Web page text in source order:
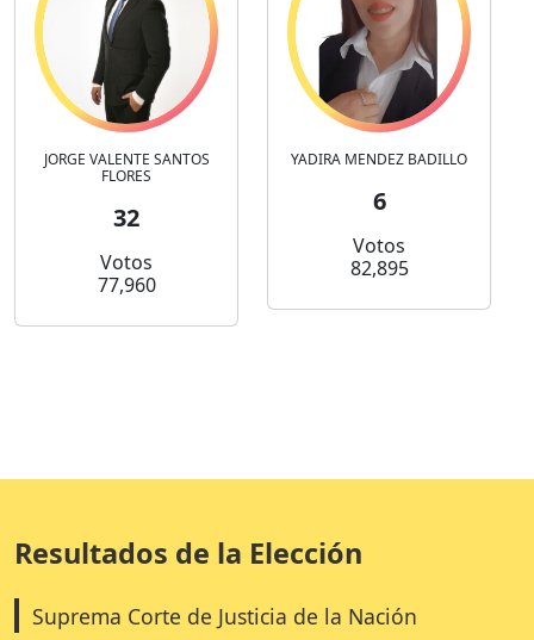
JORGE VALENTE SANTOS
FLORES
32
Votos
77,960
YADIRA MENDEZ BADILLO
6
Votos
82,895
Resultados de la Elección
Suprema Corte de Justicia de la Nación